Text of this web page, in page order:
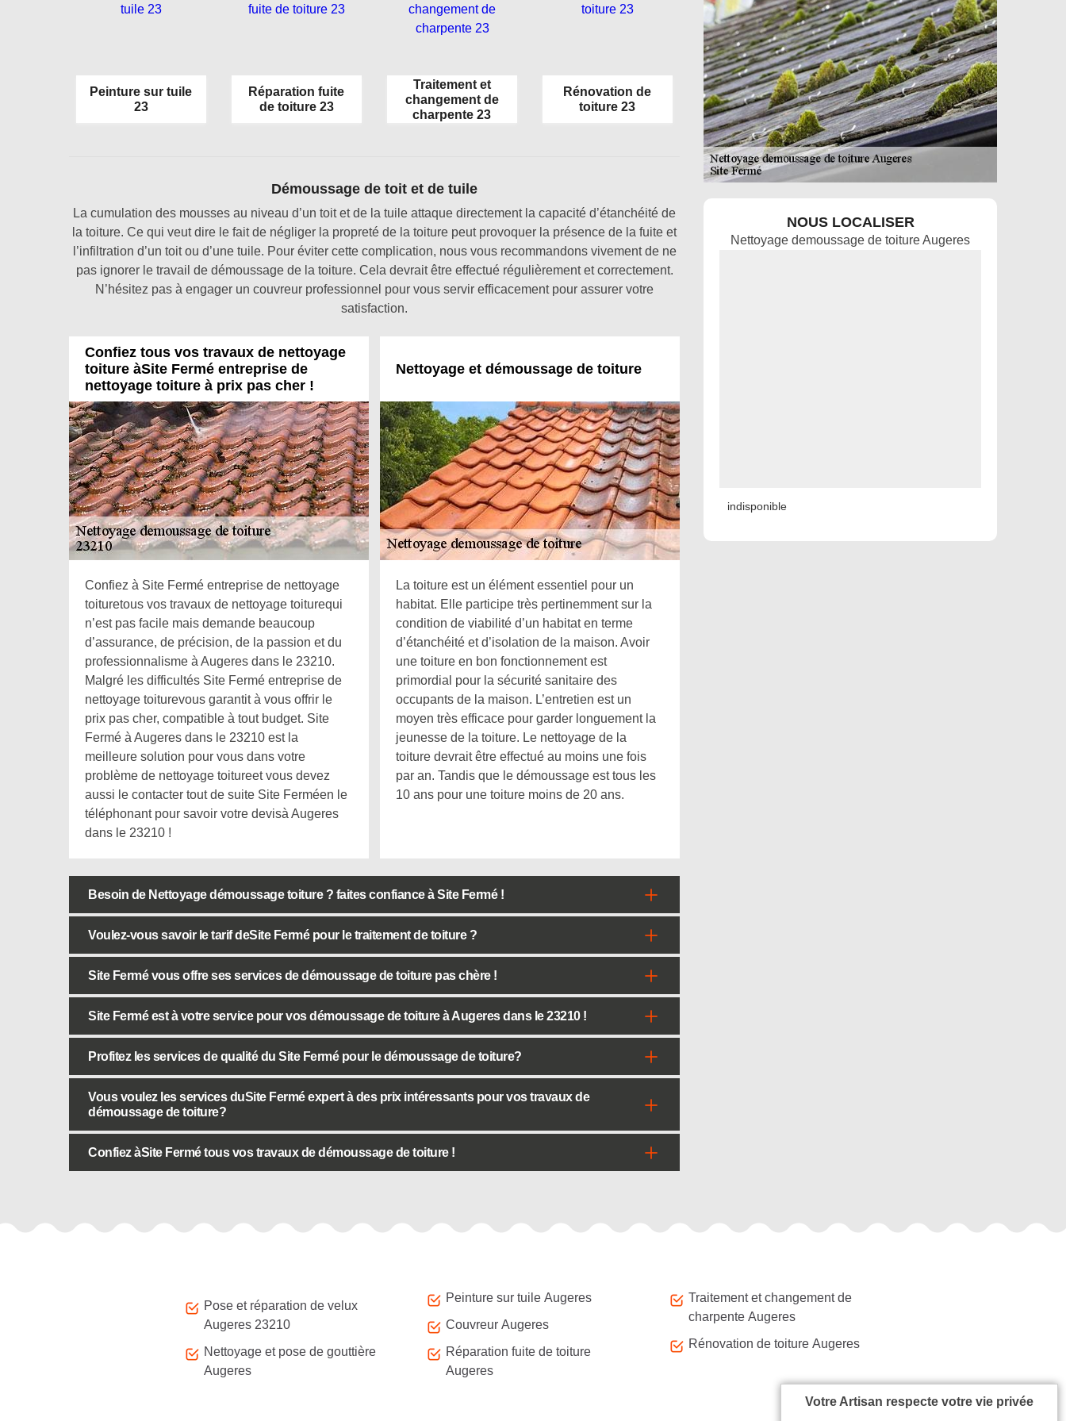
Peinture sur tuile
23
Réparation fuite
de toiture 23
Traitement et
changement de
charpente 23
Rénovation de
toiture 23
Démoussage de toit et de tuile
La cumulation des mousses au niveau d’un toit et de la tuile attaque directement la capacité d’étanchéité de
la toiture. Ce qui veut dire le fait de négliger la propreté de la toiture peut provoquer la présence de la fuite et
l’infiltration d’un toit ou d’une tuile. Pour éviter cette complication, nous vous recommandons vivement de ne
pas ignorer le travail de démoussage de la toiture. Cela devrait être effectué régulièrement et correctement.
N’hésitez pas à engager un couvreur professionnel pour vous servir efficacement pour assurer votre
satisfaction.
Confiez tous vos travaux de nettoyage
toiture àSite Fermé entreprise de
nettoyage toiture à prix pas cher !
Confiez à Site Fermé entreprise de nettoyage
toituretous vos travaux de nettoyage toiturequi
n’est pas facile mais demande beaucoup
d’assurance, de précision, de la passion et du
professionnalisme à Augeres dans le 23210.
Malgré les difficultés Site Fermé entreprise de
nettoyage toiturevous garantit à vous offrir le
prix pas cher, compatible à tout budget. Site
Fermé à Augeres dans le 23210 est la
meilleure solution pour vous dans votre
problème de nettoyage toitureet vous devez
aussi le contacter tout de suite Site Ferméen le
téléphonant pour savoir votre devisà Augeres
dans le 23210 !
Nettoyage et démoussage de toiture
La toiture est un élément essentiel pour un
habitat. Elle participe très pertinemment sur la
condition de viabilité d’un habitat en terme
d’étanchéité et d’isolation de la maison. Avoir
une toiture en bon fonctionnement est
primordial pour la sécurité sanitaire des
occupants de la maison. L’entretien est un
moyen très efficace pour garder longuement la
jeunesse de la toiture. Le nettoyage de la
toiture devrait être effectué au moins une fois
par an. Tandis que le démoussage est tous les
10 ans pour une toiture moins de 20 ans.
Besoin de Nettoyage démoussage toiture ? faites confiance à Site Fermé !
Voulez-vous savoir le tarif deSite Fermé pour le traitement de toiture ?
Site Fermé vous offre ses services de démoussage de toiture pas chère !
Site Fermé est à votre service pour vos démoussage de toiture à Augeres dans le 23210 !
Profitez les services de qualité du Site Fermé pour le démoussage de toiture?
Vous voulez les services duSite Fermé expert à des prix intéressants pour vos travaux de
démoussage de toiture?
Confiez àSite Fermé tous vos travaux de démoussage de toiture !
NOUS LOCALISER
Nettoyage demoussage de toiture Augeres
indisponible
Pose et réparation de velux
Augeres 23210
Nettoyage et pose de gouttière
Augeres
Peinture sur tuile Augeres
Couvreur Augeres
Réparation fuite de toiture
Augeres
Traitement et changement de
charpente Augeres
Rénovation de toiture Augeres
Votre Artisan respecte votre vie privée